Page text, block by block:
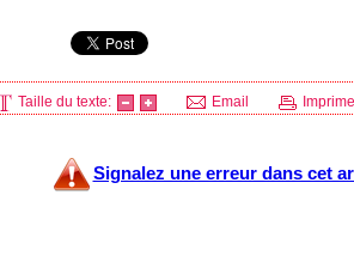
Taille du texte: Email
Signalez une erreur dans cet